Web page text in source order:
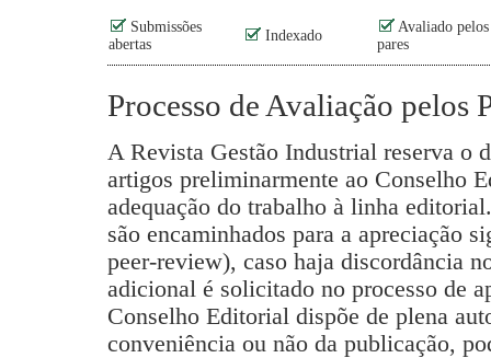
Submissões
abertas
Indexado
Avaliado pelos
pares
Processo de Avaliação pelos
A Revista Gestão Industrial reserva o
artigos preliminarmente ao Conselho
adequação do trabalho à linha
são encaminhados para a apreciação
peer-review), caso haja discordância
adicional é solicitado no processo de
Conselho Editorial dispõe de plena
conveniência ou não da publicação,